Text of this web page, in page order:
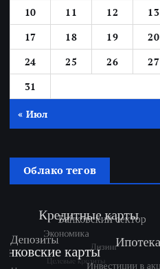
10
11 12 13
17
18 19 20
24
25 26 27
31
« Июл
Облако тегов